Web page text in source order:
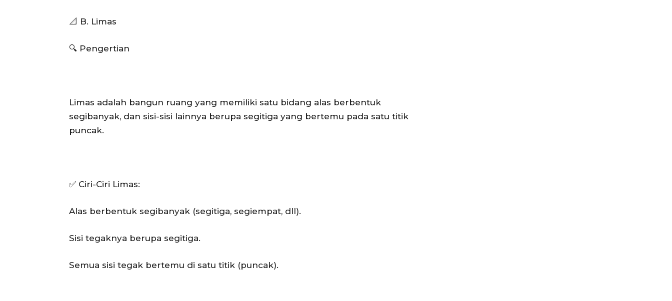
📐 B. Limas
🔍 Pengertian
Limas adalah bangun ruang yang memiliki satu bidang alas berbentuk
segibanyak, dan sisi-sisi lainnya berupa segitiga yang bertemu pada satu titik
puncak.
✅ Ciri-Ciri Limas:
Alas berbentuk segibanyak (segitiga, segiempat, dll).
Sisi tegaknya berupa segitiga.
Semua sisi tegak bertemu di satu titik (puncak).